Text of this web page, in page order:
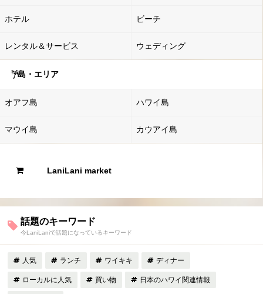
ホテル ビーチ
レンタル＆サービス ウェディング
島・エリア
オアフ島 ハワイ島
マウイ島 カウアイ島
LaniLani market
話題のキーワード
今LaniLaniで話題になっているキーワード
人気 ランチ ワイキキ ディナー
ローカルに人気 買い物 日本のハワイ関連情報